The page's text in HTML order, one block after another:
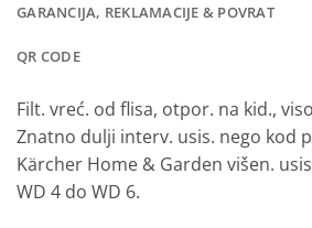
GARANCIJA, REKLAMACIJE & POVRAT
QR CODE
Filt. vreć. od flisa, otpor. na kid.,
Znatno dulji interv. usis. nego kod
Kärcher Home & Garden višen.
WD 4 do WD 6.